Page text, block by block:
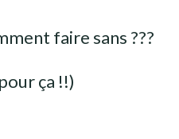
faire sans ???
ça !!)